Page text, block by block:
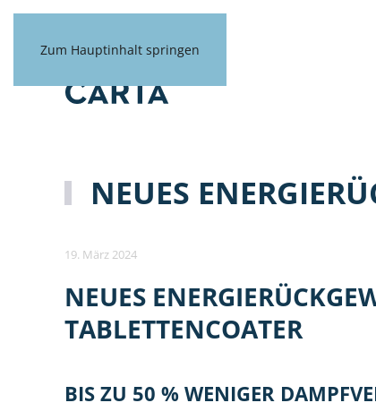
Zum Hauptinhalt springen
NEUES
19. März 2024
NEUES
TABLETTENCOATER
BIS ZU 50 % WENIGER